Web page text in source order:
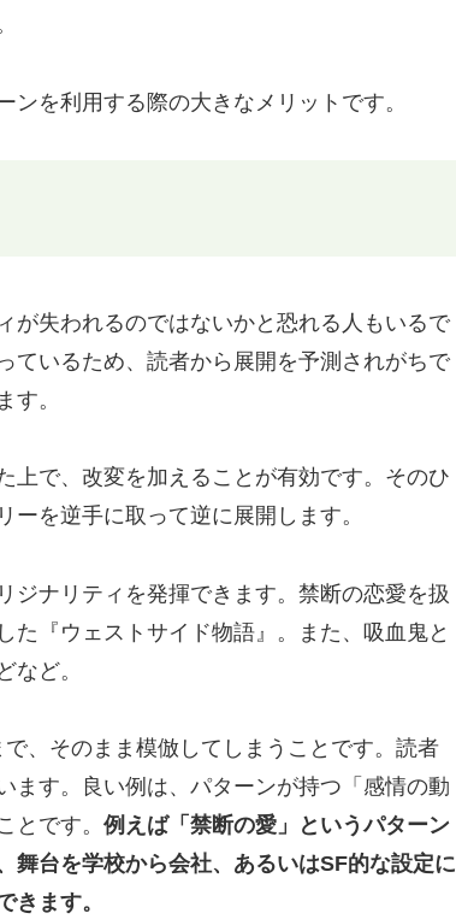
を利用する際の大きなメリットです。
が失われるのではないかと恐れる人もいるで
ているため、読者から展開を予測されがちで
す。
上で、改変を加えることが有効です。そのひ
を逆手に取って逆に展開します。
ジナリティを発揮できます。禁断の恋愛を扱
た『ウェストサイド物語』。また、吸血鬼と
など。
、そのまま模倣してしまうことです。読者
ます。良い例は、パターンが持つ「感情の動
とです。 例えば「禁断の愛」というパターン
舞台を学校から会社、あるいはSF的な設定に
きます。